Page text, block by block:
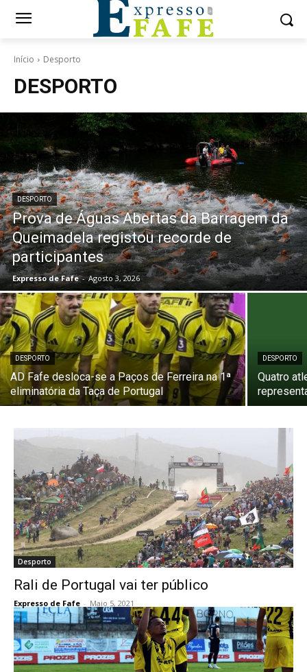
Início Desporto
DESPORTO
DESPORTO
Prova de Águas Abertas da Barragem da
Queimadela registou recorde de
participantes
Expresso de Fafe - Agosto 3, 2026
DESPORTO
AD Fafe desloca-se a Paços de Ferreira na 1ª
eliminatória da Taça de Portugal
DESPORTO
Quatro
Desporto
Rali de Portugal vai ter público
Expresso de Fafe - Maio 5, 2021